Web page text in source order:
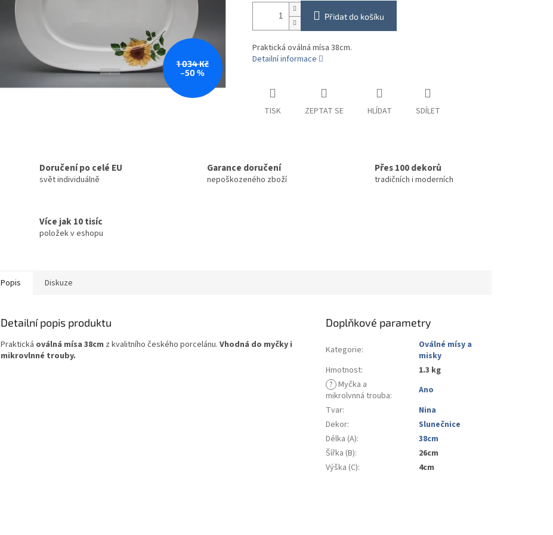
1 034 Kč
–50 %
Přidat do košíku
Praktická oválná mísa 38cm.
Detailní informace
TISK ZEPTAT SE HLÍDAT SDÍLET
Doručení po celé EU
svět individuálně
Garance doručení
nepoškozeného zboží
Přes 100 dekorů
tradičních i moderních
Více jak 10 tisíc
položek v eshopu
Popis Diskuze
Detailní popis produktu
Praktická oválná mísa 38cm z kvalitního českého porcelánu. Vhodná do myčky i
mikrovlnné trouby.
Doplňkové parametry
Kategorie:
Oválné mísy a
misky
Hmotnost:
1.3 kg
? Myčka a
mikrolvnná trouba:
Ano
Tvar:
Nina
Dekor:
Slunečnice
Délka (A):
38cm
Šířka (B):
26cm
Výška (C): 4cm